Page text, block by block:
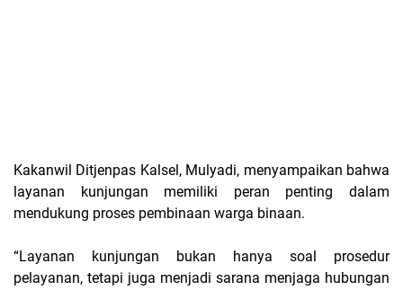
Kakanwil Ditjenpas Kalsel, Mulyadi, menyampaikan bahwa
layanan kunjungan memiliki peran penting dalam
mendukung proses pembinaan warga binaan.
“Layanan kunjungan bukan hanya soal prosedur
pelayanan, tetapi juga menjadi sarana menjaga hubungan